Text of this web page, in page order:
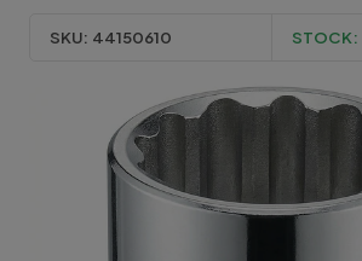
SKU: 44150610 STOCK: